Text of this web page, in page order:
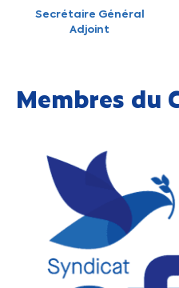
Secrétaire Général
Adjoint
Membres du